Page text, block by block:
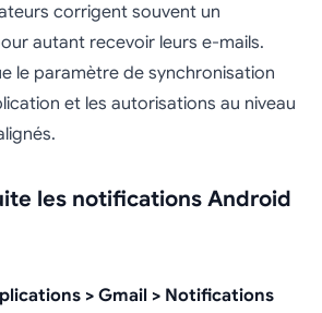
corrigent souvent un
autant recevoir leurs e-mails.
le paramètre de synchronisation
et les autorisations au niveau
les notifications Android
> Gmail > Notifications